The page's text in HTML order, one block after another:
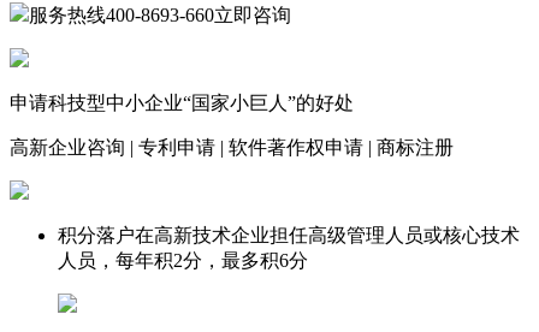
服务热线400-8693-660立即咨询
申请科技型中小企业“国家小巨人”的好处
高新企业咨询 | 专利申请 | 软件著作权申请 | 商标注册
积分落户在高新技术企业担任高级管理人员或核心技术
人员，每年积2分，最多积6分